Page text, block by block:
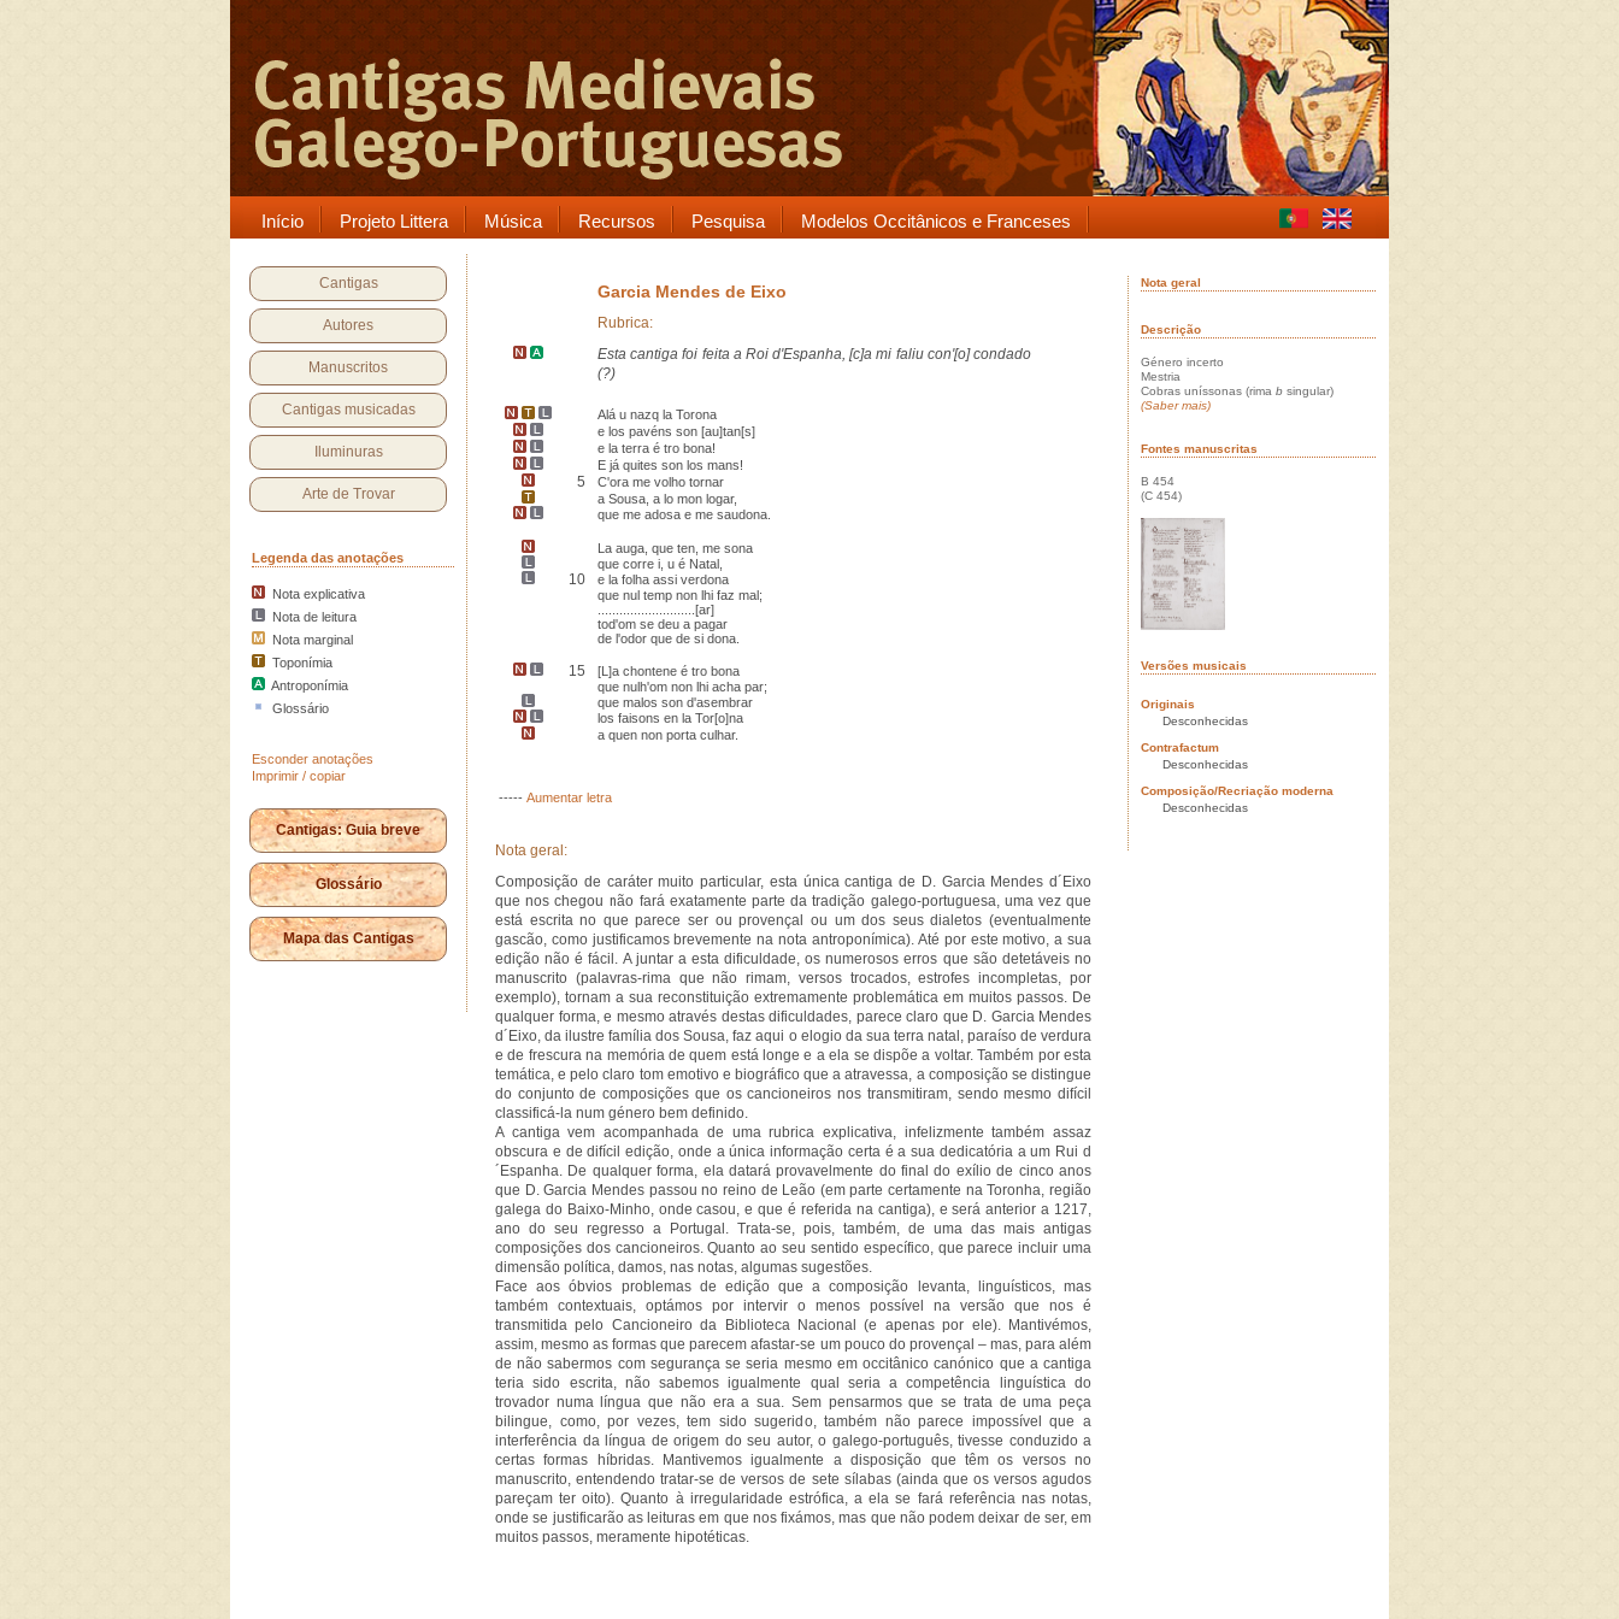
Início Projeto Littera Música Recursos Pesquisa Modelos Occitânicos e Franceses
Cantigas
Autores
Manuscritos
Cantigas musicadas
Iluminuras
Arte de Trovar
Legenda das anotações
Nota explicativa
Nota de leitura
Nota marginal
Toponímia
Antroponímia
Glossário
Esconder anotações
Imprimir / copiar
Cantigas: Guia breve
Glossário
Mapa das Cantigas
Garcia Mendes de Eixo
Rubrica:
Esta cantiga foi feita a Roi d'Espanha, [c]a mi faliu con'[o] condado
(?)
Alá u nazq la Torona
e los pavéns son [au]tan[s]
e la terra é tro bona!
E já quites son los mans!
5
C'ora me volho tornar
a Sousa , a lo mon logar,
que me adosa e me saudona
La auga, que ten, me sona
que corre i, u é Natal
10
e la folha assi verdona
que nul temp non lhi faz mal;
...........................[ar]
tod'om se deu a pagar
de l'odor que de si dona.
15
[L]a chontene é tro bona
que nulh'om non lhi acha par;
que malos son d'asembrar
los faisons en la Tor[o]na
a quen non porta culhar.
----- Aumentar letra
Nota geral:
Composição de caráter muito particular, esta única cantiga de D. Garcia Mendes d´Eixo
que nos chegou não fará exatamente parte da tradição galego-portuguesa, uma vez que
está escrita no que parece ser ou provençal ou um dos seus dialetos (eventualmente
gascão, como justificamos brevemente na nota antroponímica). Até por este motivo, a sua
edição não é fácil. A juntar a esta dificuldade, os numerosos erros que são detetáveis no
manuscrito (palavras-rima que não rimam, versos trocados, estrofes incompletas, por
exemplo), tornam a sua reconstituição extremamente problemática em muitos passos. De
qualquer forma, e mesmo através destas dificuldades, parece claro que D. Garcia Mendes
d´Eixo, da ilustre família dos Sousa, faz aqui o elogio da sua terra natal, paraíso de verdura
e de frescura na memória de quem está longe e a ela se dispõe a voltar. Também por esta
temática, e pelo claro tom emotivo e biográfico que a atravessa, a composição se distingue
do conjunto de composições que os cancioneiros nos transmitiram, sendo mesmo difícil
classificá-la num género bem definido.
A cantiga vem acompanhada de uma rubrica explicativa, infelizmente também assaz
obscura e de difícil edição, onde a única informação certa é a sua dedicatória a um Rui d
´Espanha. De qualquer forma, ela datará provavelmente do final do exílio de cinco anos
que D. Garcia Mendes passou no reino de Leão (em parte certamente na Toronha, região
galega do Baixo-Minho, onde casou, e que é referida na cantiga), e será anterior a 1217,
ano do seu regresso a Portugal. Trata-se, pois, também, de uma das mais antigas
composições dos cancioneiros. Quanto ao seu sentido específico, que parece incluir uma
dimensão política, damos, nas notas, algumas sugestões.
Face aos óbvios problemas de edição que a composição levanta, linguísticos, mas
também contextuais, optámos por intervir o menos possível na versão que nos é
transmitida pelo Cancioneiro da Biblioteca Nacional (e apenas por ele). Mantivémos,
assim, mesmo as formas que parecem afastar-se um pouco do provençal – mas, para além
de não sabermos com segurança se seria mesmo em occitânico canónico que a cantiga
teria sido escrita, não sabemos igualmente qual seria a competência linguística do
trovador numa língua que não era a sua. Sem pensarmos que se trata de uma peça
bilingue, como, por vezes, tem sido sugerido, também não parece impossível que a
interferência da língua de origem do seu autor, o galego-português, tivesse conduzido a
certas formas híbridas. Mantivemos igualmente a disposição que têm os versos no
manuscrito, entendendo tratar-se de versos de sete sílabas (ainda que os versos agudos
pareçam ter oito). Quanto à irregularidade estrófica, a ela se fará referência nas notas,
onde se justificarão as leituras em que nos fixámos, mas que não podem deixar de ser, em
muitos passos, meramente hipotéticas.
Nota geral
Descrição
Género incerto
Mestria
Cobras uníssonas (rima b singular)
(Saber mais)
Fontes manuscritas
B 454
(C 454)
Versões musicais
Originais
Desconhecidas
Contrafactum
Desconhecidas
Composição/Recriação moderna
Desconhecidas